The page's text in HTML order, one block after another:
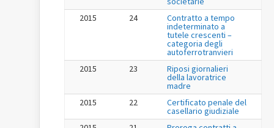
2015
24 Contratto a tempo
indeterminato a
tutele crescenti –
categoria degli
autoferrotranvieri
2015
23 Riposi giornalieri
della lavoratrice
madre
2015
22 Certificato penale del
casellario giudiziale